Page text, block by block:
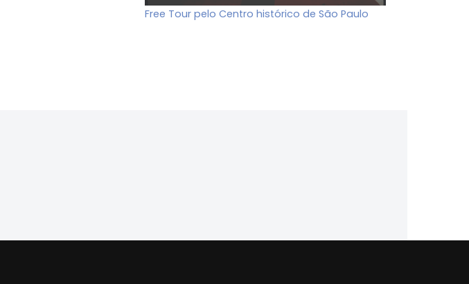
Free Tour pelo Centro histórico de São Paulo